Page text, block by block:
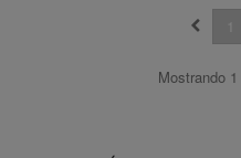
1
Mostrando